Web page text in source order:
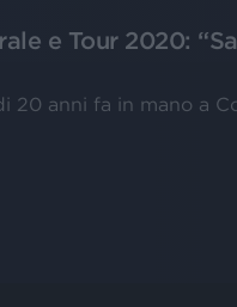
e Tour 2020:
20 anni fa in mano a